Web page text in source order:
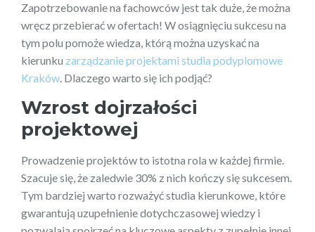
Zapotrzebowanie na fachowców jest tak duże, że można
wręcz przebierać w ofertach! W osiągnięciu sukcesu na
tym polu pomoże wiedza, którą można uzyskać na
kierunku zarządzanie projektami studia podyplomowe
Kraków. Dlaczego warto się ich podjąć?
Wzrost dojrzałości
projektowej
Prowadzenie projektów to istotna rola w każdej firmie.
Szacuje się, że zaledwie 30% z nich kończy się sukcesem.
Tym bardziej warto rozważyć studia kierunkowe, które
gwarantują uzupełnienie dotychczasowej wiedzy i